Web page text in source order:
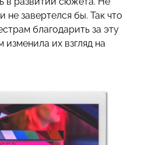
не завертелся бы. Так что
благодарить за эту
изменила их взгляд на